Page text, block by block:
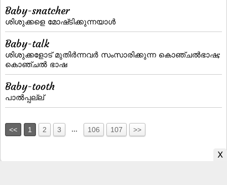
Baby-snatcher
ശിശുക്കളെ മോഷ്‌ടിക്കുന്നയാള്‍
Baby-talk
ശിശുക്കളോട്‌ മുതിര്‍ന്നവര്‍ സംസാരിക്കുന്ന കൊഞ്ചല്‍ഭാഷ;
കൊഞ്ചല്‍ ഭാഷ
Baby-tooth
പാല്‍പ്പല്ല്‌
<< 1 2 3 ... 106 107 >>